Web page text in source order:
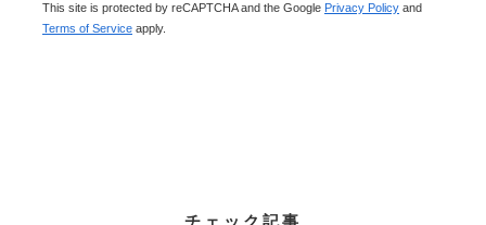
This site is protected by reCAPTCHA and the Google Privacy Policy and
Terms of Service apply.
チェック記事